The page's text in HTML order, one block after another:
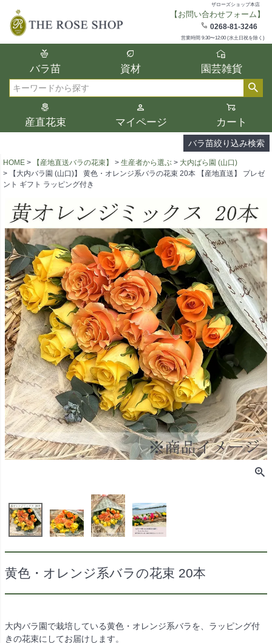
ザローズショップ本店
【お問い合わせフォーム】
0268-81-3246
営業時間 9:30〜12:00 (水土日祝を除く)
バラ苗 資材 園芸雑貨
産直花束 マイページ カート
バラ苗絞り込み検索
在庫
在庫ありのみ表示
検索
複数の条件を選択して絞り込み検索が可能
選択した項目全てに該当する品種のみ検索
結果に表示されます。
タイプ、カラー、ブランドなどは1つずつ選
択してください。
HOME 【産地直送バラの花束】 生産者から選ぶ
大内ばら園 (山口)
【大内バラ園 (山口)】 黄色・オレンジ系バラの花束 20本 【産地直送】 プレゼ
ント ギフト ラッピング付き
黄色・オレンジ系バラの花束 20本
大内バラ園で栽培している黄色・オレンジ系バラを、ラッピング付
きの花束にしてお届けします。